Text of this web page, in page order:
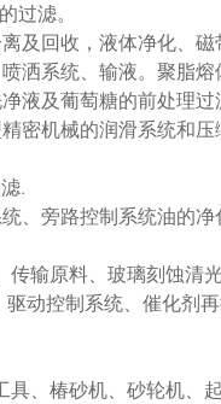
过滤。
及回收，液体净化、
洒系统、输液。聚脂
液及葡萄糖的前处理过
密机械的润滑系统和
.
旁路控制系统油的净
输原料、玻璃刻蚀
动控制系统、催化剂
、椿砂机、砂轮机